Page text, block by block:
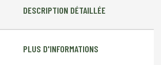
DESCRIPTION DÉTAILLÉE
PLUS D'INFORMATIONS